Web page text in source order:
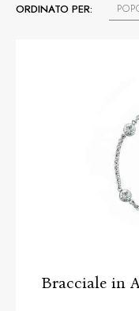
ORDINATO PER:
Bracciale in